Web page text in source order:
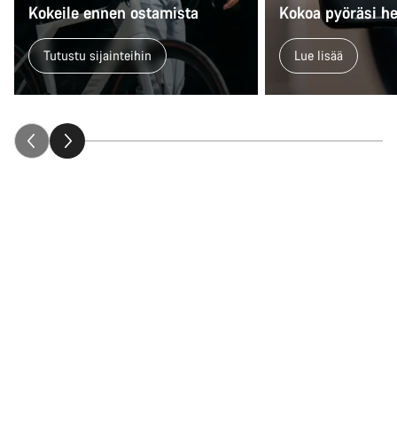
Kokeile ennen ostamista
Tutustu sijainteihin
Kokoa pyöräsi
Lue lisää